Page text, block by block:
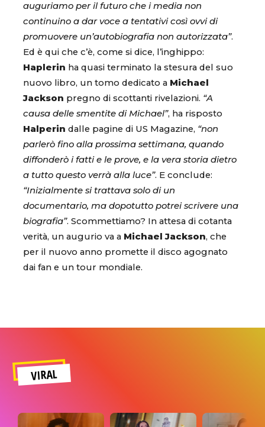
auguriamo per il futuro che i media non
continuino a dar voce a tentativi così ovvi di
promuovere un’autobiografia non autorizzata”.
Ed è qui che c’è, come si dice, l’inghippo:
Haplerin ha quasi terminato la stesura del suo
nuovo libro, un tomo dedicato a Michael
Jackson pregno di scottanti rivelazioni. “A
causa delle smentite di Michael”, ha risposto
Halperin dalle pagine di US Magazine, “non
parlerò fino alla prossima settimana, quando
diffonderò i fatti e le prove, e la vera storia dietro
a tutto questo verrà alla luce”. E conclude:
“Inizialmente si trattava solo di un
documentario, ma dopotutto potrei scrivere una
biografia”. Scommettiamo? In attesa di cotanta
verità, un augurio va a Michael Jackson, che
per il nuovo anno promette il disco agognato
dai fan e un tour mondiale.
VIRAL